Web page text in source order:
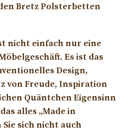
Bretz Polsterbetten
nicht einfach nur eine
Es ist das
Design,
von Freude, Inspiration
Quäntchen Eigensinn
alles „Made in
Sie sich nicht auch